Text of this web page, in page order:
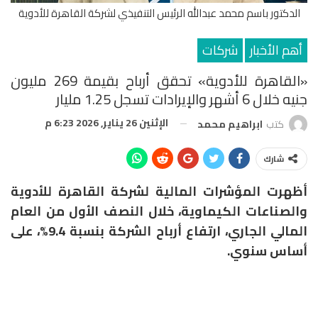
الدكتور باسم محمد عبدالله الرئيس التنفيذي لشركة القاهرة للأدوية
أهم الأخبار شركات
«القاهرة للأدوية» تحقق أرباح بقيمة 269 مليون
جنيه خلال 6 أشهر والإيرادات تسجل 1.25 مليار
كتب ابراهيم محمد الإثنين 26 يناير, 2026 6:23 م
شارك
أظهرت المؤشرات المالية لشركة القاهرة للأدوية
والصناعات الكيماوية، خلال النصف الأول من العام
المالي الجاري، ارتفاع أرباح الشركة بنسبة 9.4%، على
أساس سنوي.